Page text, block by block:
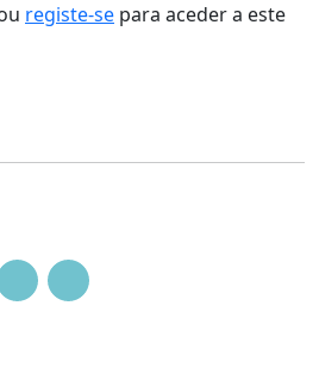
registe-se para aceder a este